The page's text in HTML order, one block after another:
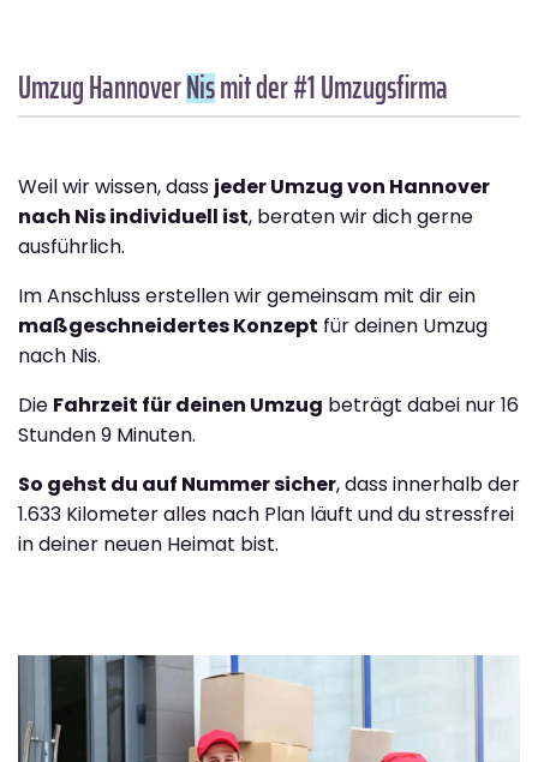
Umzug HannoverNismit der #1 Umzugsfirma
Weil wir wissen, dass jeder Umzug von Hannover
nach Nis individuell ist, beraten wir dich gerne
ausführlich.
Im Anschluss erstellen wir gemeinsam mit dir ein
maßgeschneidertes Konzept für deinen Umzug
nach Nis.
Die Fahrzeit für deinen Umzug beträgt dabei nur 16
Stunden 9 Minuten.
So gehst du auf Nummer sicher, dass innerhalb der
1.633 Kilometer alles nach Plan läuft und du stressfrei
in deiner neuen Heimat bist.